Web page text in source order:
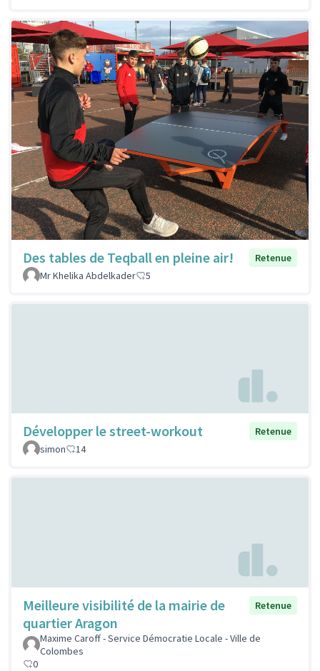
Des tables de Teqball en pleine air!
Retenue
Mr Khelika Abdelkader
5
Développer le street-workout
Retenue
simon
14
Meilleure visibilité de la mairie de
quartier Aragon
Retenue
Maxime Caroff - Service Démocratie Locale - Ville de
Colombes
0